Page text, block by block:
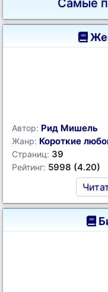
Самые
Автор: Рид Мишель
Жанр: Короткие
Страниц: 39
Рейтинг: 5998 (4.20)